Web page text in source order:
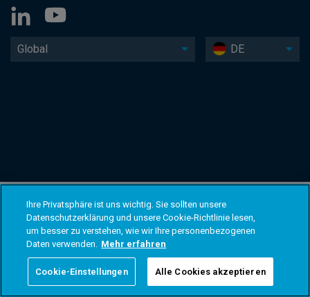
Global DE
Ihre Privatsphäre ist uns wichtig. Sie sollten unsere
Datenschutzerklärung und unsere Cookie-Richtlinie lesen,
um besser zu verstehen, wie wir Ihre personenbezogenen
Daten verwenden. Mehr erfahren
Cookie-Einstellungen Alle Cookies akzeptieren